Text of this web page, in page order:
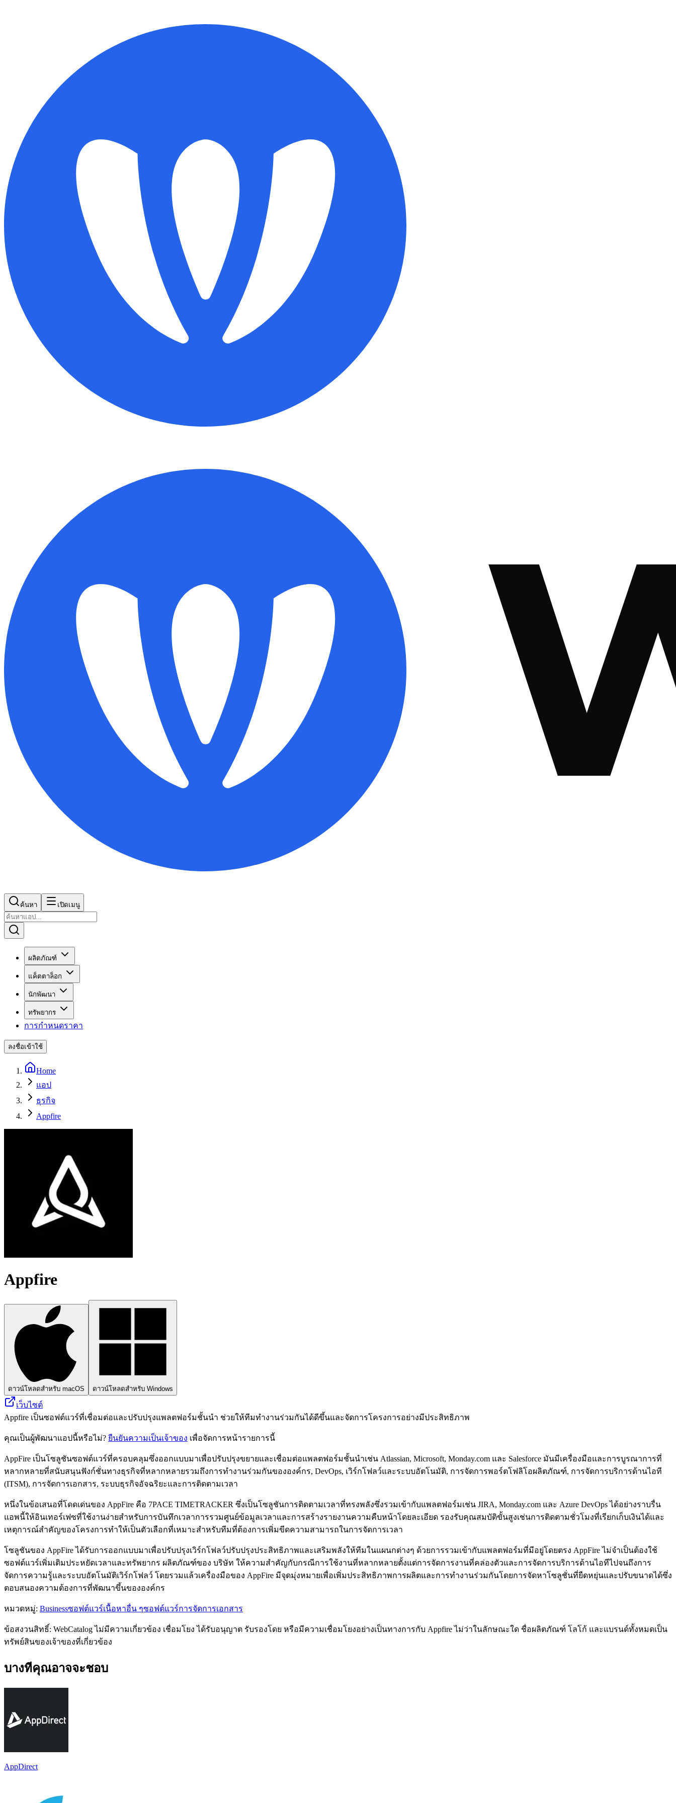
ค้นหา เปิดเมนู
ผลิตภัณฑ์
แค็ตตาล็อก
นักพัฒนา
ทรัพยากร
การกำหนดราคา
ลงชื่อเข้าใช้
Home
แอป
ธุรกิจ
Appfire
Appfire
ดาวน์โหลดสำหรับ macOS ดาวน์โหลดสำหรับ Windows
เว็บไซต์
Appfire เป็นซอฟต์แวร์ที่เชื่อมต่อและปรับปรุงแพลตฟอร์มชั้นนำ ช่วยให้ทีมทำงานร่วมกันได้ดีขึ้นและจัดการโครงการอย่างมีประสิทธิภาพ
คุณเป็นผู้พัฒนาแอปนี้หรือไม่? ยืนยันความเป็นเจ้าของ เพื่อจัดการหน้ารายการนี้
AppFire เป็นโซลูชันซอฟต์แวร์ที่ครอบคลุมซึ่งออกแบบมาเพื่อปรับปรุงขยายและเชื่อมต่อแพลตฟอร์มชั้นนำเช่น Atlassian, Microsoft, Monday.com และ Salesforce มันมีเครื่องมือและการบูรณาการที่
หลากหลายที่สนับสนุนฟังก์ชั่นทางธุรกิจที่หลากหลายรวมถึงการทำงานร่วมกันขององค์กร, DevOps, เวิร์กโฟลว์และระบบอัตโนมัติ, การจัดการพอร์ตโฟลิโอผลิตภัณฑ์, การจัดการบริการด้านไอที
(ITSM), การจัดการเอกสาร, ระบบธุรกิจอัจฉริยะและการติดตามเวลา
หนึ่งในข้อเสนอที่โดดเด่นของ AppFire คือ 7PACE TIMETRACKER ซึ่งเป็นโซลูชันการติดตามเวลาที่ทรงพลังซึ่งรวมเข้ากับแพลตฟอร์มเช่น JIRA, Monday.com และ Azure DevOps ได้อย่างราบรื่น
แอพนี้ให้อินเทอร์เฟซที่ใช้งานง่ายสำหรับการบันทึกเวลาการรวมศูนย์ข้อมูลเวลาและการสร้างรายงานความคืบหน้าโดยละเอียด รองรับคุณสมบัติขั้นสูงเช่นการติดตามชั่วโมงที่เรียกเก็บเงินได้และ
เหตุการณ์สำคัญของโครงการทำให้เป็นตัวเลือกที่เหมาะสำหรับทีมที่ต้องการเพิ่มขีดความสามารถในการจัดการเวลา
โซลูชันของ AppFire ได้รับการออกแบบมาเพื่อปรับปรุงเวิร์กโฟลว์ปรับปรุงประสิทธิภาพและเสริมพลังให้ทีมในแผนกต่างๆ ด้วยการรวมเข้ากับแพลตฟอร์มที่มีอยู่โดยตรง AppFire ไม่จำเป็นต้องใช้
ซอฟต์แวร์เพิ่มเติมประหยัดเวลาและทรัพยากร ผลิตภัณฑ์ของ บริษัท ให้ความสำคัญกับกรณีการใช้งานที่หลากหลายตั้งแต่การจัดการงานที่คล่องตัวและการจัดการบริการด้านไอทีไปจนถึงการ
จัดการความรู้และระบบอัตโนมัติเวิร์กโฟลว์ โดยรวมแล้วเครื่องมือของ AppFire มีจุดมุ่งหมายเพื่อเพิ่มประสิทธิภาพการผลิตและการทำงานร่วมกันโดยการจัดหาโซลูชั่นที่ยืดหยุ่นและปรับขนาดได้ซึ่ง
ตอบสนองความต้องการที่พัฒนาขึ้นขององค์กร
หมวดหมู่: Businessซอฟต์แวร์เนื้อหาอื่น ๆซอฟต์แวร์การจัดการเอกสาร
ข้อสงวนสิทธิ์: WebCatalog ไม่มีความเกี่ยวข้อง เชื่อมโยง ได้รับอนุญาต รับรองโดย หรือมีความเชื่อมโยงอย่างเป็นทางการกับ Appfire ไม่ว่าในลักษณะใด ชื่อผลิตภัณฑ์ โลโก้ และแบรนด์ทั้งหมดเป็น
ทรัพย์สินของเจ้าของที่เกี่ยวข้อง
บางทีคุณอาจจะชอบ
AppDirect